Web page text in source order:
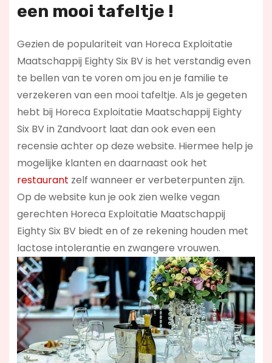
een mooi tafeltje !
Gezien de populariteit van Horeca Exploitatie
Maatschappij Eighty Six BV is het verstandig even
te bellen van te voren om jou en je familie te
verzekeren van een mooi tafeltje. Als je gegeten
hebt bij Horeca Exploitatie Maatschappij Eighty
Six BV in Zandvoort laat dan ook even een
recensie achter op deze website. Hiermee help je
mogelijke klanten en daarnaast ook het
restaurant zelf wanneer er verbeterpunten zijn.
Op de website kun je ook zien welke vegan
gerechten Horeca Exploitatie Maatschappij
Eighty Six BV biedt en of ze rekening houden met
lactose intolerantie en zwangere vrouwen.